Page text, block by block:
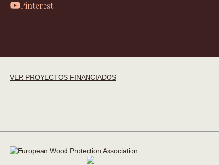
Pinterest
VER PROYECTOS FINANCIADOS